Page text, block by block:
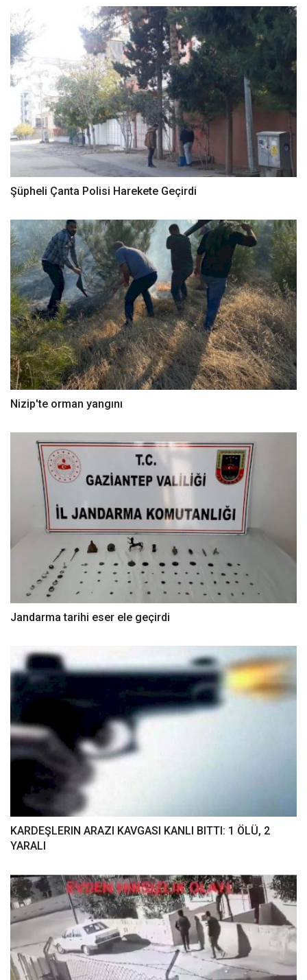
Şüpheli Çanta Polisi Harekete Geçirdi
Nizip'te orman yangını
Jandarma tarihi eser ele geçirdi
KARDEŞLERIN ARAZI KAVGASI KANLI BITTI: 1 ÖLÜ, 2
YARALI